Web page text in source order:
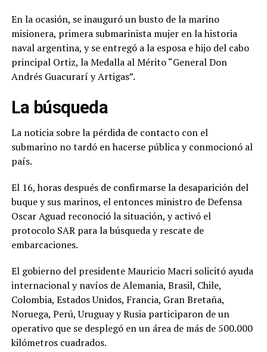
En la ocasión, se inauguró un busto de la marino
misionera, primera submarinista mujer en la historia
naval argentina, y se entregó a la esposa e hijo del cabo
principal Ortiz, la Medalla al Mérito “General Don
Andrés Guacurarí y Artigas”.
La búsqueda
La noticia sobre la pérdida de contacto con el
submarino no tardó en hacerse pública y conmocionó al
país.
El 16, horas después de confirmarse la desaparición del
buque y sus marinos, el entonces ministro de Defensa
Oscar Aguad reconoció la situación, y activó el
protocolo SAR para la búsqueda y rescate de
embarcaciones.
El gobierno del presidente Mauricio Macri solicitó ayuda
internacional y navíos de Alemania, Brasil, Chile,
Colombia, Estados Unidos, Francia, Gran Bretaña,
Noruega, Perú, Uruguay y Rusia participaron de un
operativo que se desplegó en un área de más de 500.000
kilómetros cuadrados.